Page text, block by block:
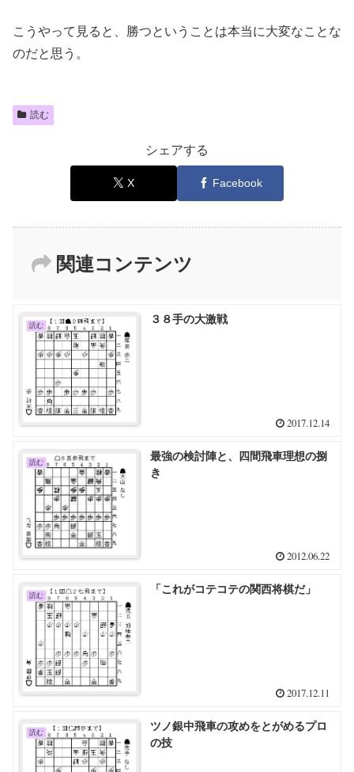
こうやって見ると、勝つということは本当に大変なことな
のだと思う。
読む
シェアする
X Facebook
関連コンテンツ
読む ３８手の大激戦
2017.12.14
読む
最強の検討陣と、四間飛車理想の捌
き
2012.06.22
読む 「これがコテコテの関西将棋だ」
2017.12.11
読む
ツノ銀中飛車の攻めをとがめるプロ
の技